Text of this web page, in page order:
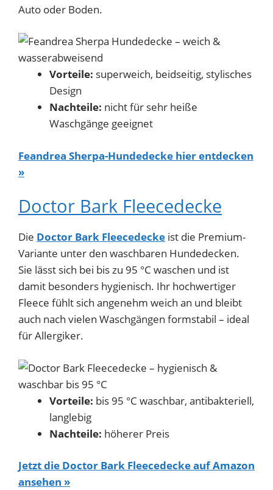
Auto oder Boden.
Vorteile: superweich, beidseitig, stylisches
Design
Nachteile: nicht für sehr heiße
Waschgänge geeignet
Feandrea Sherpa-Hundedecke hier entdecken
»
Doctor Bark Fleecedecke
Die Doctor Bark Fleecedecke ist die Premium-
Variante unter den waschbaren Hundedecken.
Sie lässt sich bei bis zu 95 °C waschen und ist
damit besonders hygienisch. Ihr hochwertiger
Fleece fühlt sich angenehm weich an und bleibt
auch nach vielen Waschgängen formstabil – ideal
für Allergiker.
Vorteile: bis 95 °C waschbar, antibakteriell,
langlebig
Nachteile: höherer Preis
Jetzt die Doctor Bark Fleecedecke auf Amazon
ansehen »